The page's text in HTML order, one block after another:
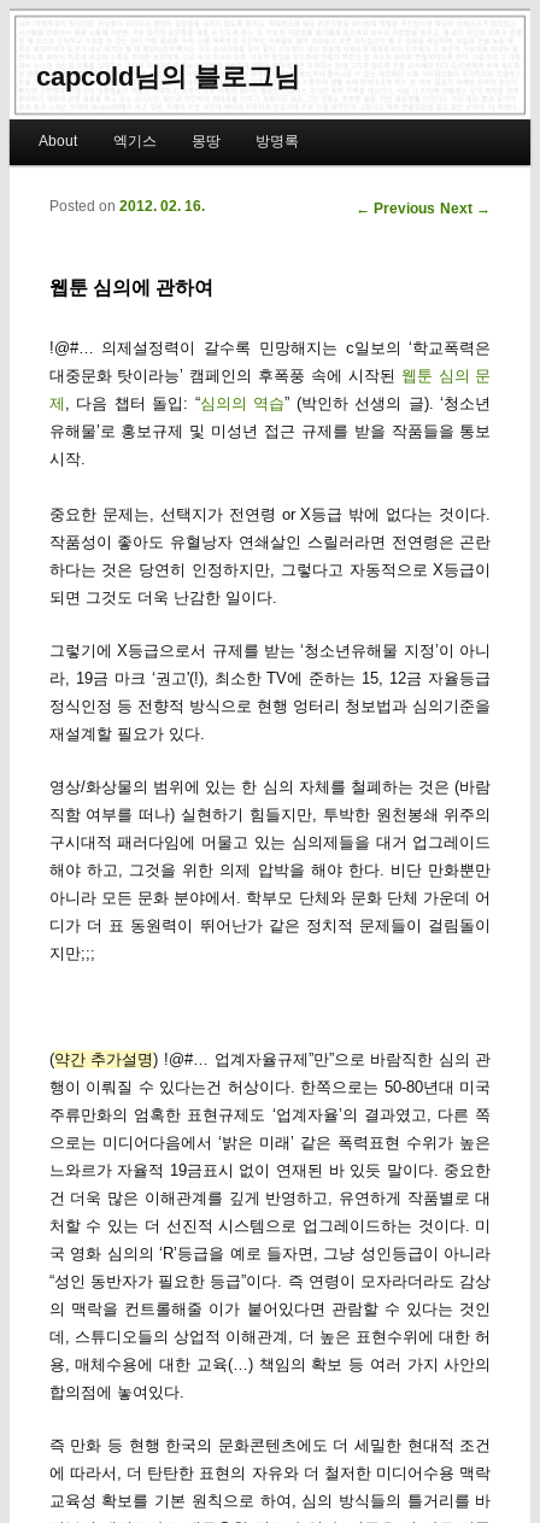
capcold님의 블로그님
Skip to primary content
Skip to secondary content
About 엑기스 몽땅 방명록
Post navigation
← Previous Next →
웹툰 심의에 관하여
Posted on 2012. 02. 16.
!@#… 의제설정력이 갈수록 민망해지는 c일보의 ‘학교폭력은
대중문화 탓이라능’ 캠페인의 후폭풍 속에 시작된 웹툰 심의 문
제
, 다음 챕터 돌입: “심의의 역습” (박인하 선생의 글). ‘청소년
유해물’로 홍보규제 및 미성년 접근 규제를 받을 작품들을 통보
시작.
중요한 문제는, 선택지가 전연령 or X등급 밖에 없다는 것이다.
작품성이 좋아도 유혈낭자 연쇄살인 스릴러라면 전연령은 곤란
하다는 것은 당연히 인정하지만, 그렇다고 자동적으로 X등급이
되면 그것도 더욱 난감한 일이다.
그렇기에 X등급으로서 규제를 받는 ‘청소년유해물 지정’이 아니
라, 19금 마크 ‘권고'(!), 최소한 TV에 준하는 15, 12금 자율등급
정식인정 등 전향적 방식으로 현행 엉터리 청보법과 심의기준을
재설계할 필요가 있다.
영상/화상물의 범위에 있는 한 심의 자체를 철폐하는 것은 (바람
직함 여부를 떠나) 실현하기 힘들지만, 투박한 원천봉쇄 위주의
구시대적 패러다임에 머물고 있는 심의제들을 대거 업그레이드
해야 하고, 그것을 위한 의제 압박을 해야 한다. 비단 만화뿐만
아니라 모든 문화 분야에서. 학부모 단체와 문화 단체 가운데 어
디가 더 표 동원력이 뛰어난가 같은 정치적 문제들이 걸림돌이
지만;;;
(약간 추가설명) !@#… 업계자율규제”만”으로 바람직한 심의 관
행이 이뤄질 수 있다는건 허상이다. 한쪽으로는 50-80년대 미국
주류만화의 엄혹한 표현규제도 ‘업계자율’의 결과였고, 다른 쪽
으로는 미디어다음에서 ‘밝은 미래’ 같은 폭력표현 수위가 높은
느와르가 자율적 19금표시 없이 연재된 바 있듯 말이다. 중요한
건 더욱 많은 이해관계를 깊게 반영하고, 유연하게 작품별로 대
처할 수 있는 더 선진적 시스템으로 업그레이드하는 것이다. 미
국 영화 심의의 ‘R’등급을 예로 들자면, 그냥 성인등급이 아니라
“성인 동반자가 필요한 등급”이다. 즉 연령이 모자라더라도 감상
의 맥락을 컨트롤해줄 이가 붙어있다면 관람할 수 있다는 것인
데, 스튜디오들의 상업적 이해관계, 더 높은 표현수위에 대한 허
용, 매체수용에 대한 교육(…) 책임의 확보 등 여러 가지 사안의
합의점에 놓여있다.
즉 만화 등 현행 한국의 문화콘텐츠에도 더 세밀한 현대적 조건
에 따라서, 더 탄탄한 표현의 자유와 더 철저한 미디어수용 맥락
교육성 확보를 기본 원칙으로 하여, 심의 방식들의 틀거리를 바